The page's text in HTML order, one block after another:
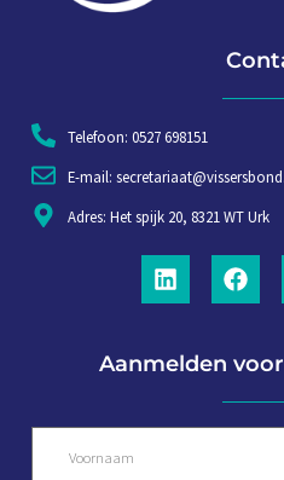
Telefoon: 0527 698151
E-mail:
Adres: Het spijk 20, 8321 WT Urk
Aanmelden